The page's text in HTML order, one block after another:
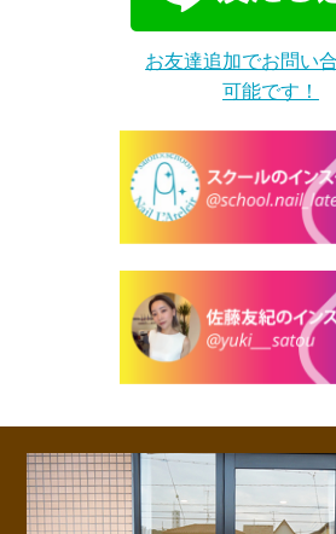
お友達追加でお問い合
可能です！